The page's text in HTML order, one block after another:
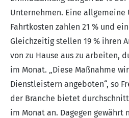
Unternehmen. Eine allgemeine
Fahrtkosten zahlen 21 % und
Gleichzeitig stellen 19 % ihren
von zu Hause aus zu arbeiten,
im Monat. „Diese Maßnahme
Dienstleistern angeboten“, so
der Branche bietet
im Monat an. Dagegen gewährt